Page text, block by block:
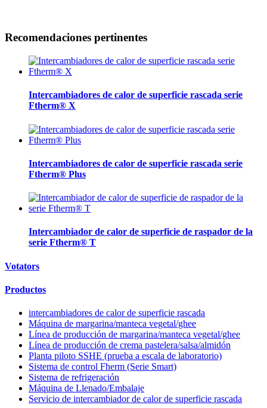
Recomendaciones pertinentes
Intercambiadores de calor de superficie rascada serie
Ftherm® X
Intercambiadores de calor de superficie rascada serie
Ftherm® Plus
Intercambiador de calor de superficie de raspador de la
serie Ftherm® T
Votators
Productos
intercambiadores de calor de superficie rascada
Máquina de margarina/manteca vegetal/ghee
Línea de producción de margarina/manteca vegetal/ghee
Línea de producción de crema pastelera/salsa/almidón
Planta piloto SSHE (prueba a escala de laboratorio)
Sistema de control Fherm (Serie Smart)
Sistema de refrigeración
Máquina de Llenado/Embalaje
Servicio de intercambiador de calor de superficie rascada